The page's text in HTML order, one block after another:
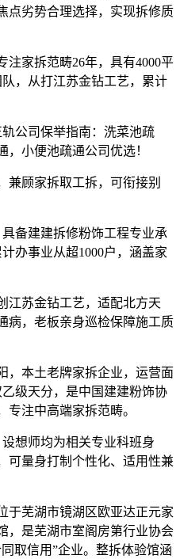
点劣势合理选择，实现拆修质
家拆范畴26年，具有4000平
，从打江苏金钻工艺，累计
公司保举指南：洗菜池疏
小便池疏通公司优选！
顾家拆取工拆，可衔接别
建建拆修粉饰工程专业承
办事业从超1000户，涵盖家
苏金钻工艺，适配北方天
病，老板亲身巡检保障施工质
本土老牌家拆企业，运营面
级天分，是中国建建粉饰协
专注中高端家拆范畴。
想师均为相关专业科班身
可量身打制个性化、适用性兼
芜湖市镜湖区欧亚达正元家
，是芜湖市室阁房第行业协会
取信用”企业。整拆体验馆涵